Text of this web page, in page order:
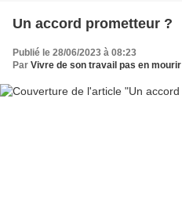
Un accord prometteur ?
Publié le 28/06/2023 à 08:23
Par Vivre de son travail pas en mourir